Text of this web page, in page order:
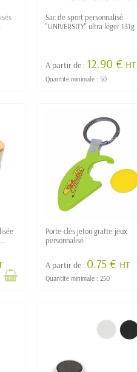
Sac de sport personnalisé
"UNIVERSITY" ultra léger 131g
A partir de : 12.90 € HT
Quantité minimale : 50
Porte-clés jeton gratte-jeux
personnalisé
A partir de : 0.75 € HT
Quantité minimale : 250